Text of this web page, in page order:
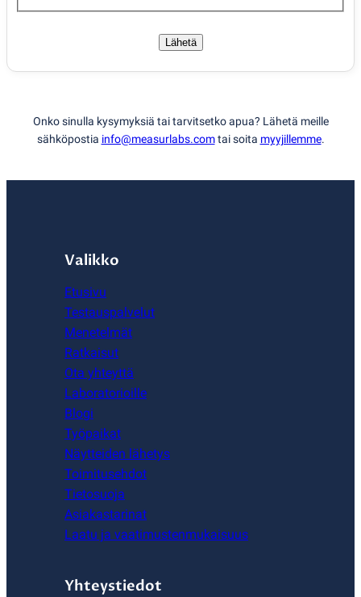
Lähetä
Onko sinulla kysymyksiä tai tarvitsetko apua? Lähetä meille
sähköpostia info@measurlabs.comtai soita myyjillemme.
Valikko
Etusivu
Testauspalvelut
Menetelmät
Ratkaisut
Ota yhteyttä
Laboratorioille
Blogi
Työpaikat
Näytteiden lähetys
Toimitusehdot
Tietosuoja
Asiakastarinat
Laatu ja vaatimustenmukaisuus
Yhteystiedot